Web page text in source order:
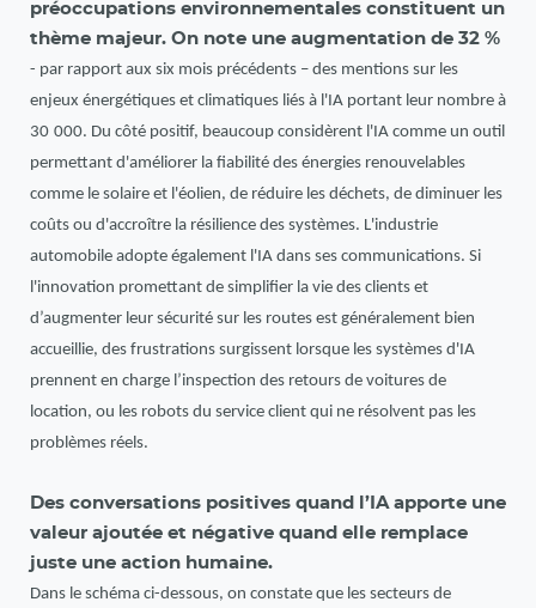
préoccupations environnementales constituent un
thème majeur. On note une augmentation de 32 %
- par rapport aux six mois précédents – des mentions sur les
enjeux énergétiques et climatiques liés à l'IA portant leur nombre à
30 000. Du côté positif, beaucoup considèrent l'IA comme un outil
permettant d'améliorer la fiabilité des énergies renouvelables
comme le solaire et l'éolien, de réduire les déchets, de diminuer les
coûts ou d'accroître la résilience des systèmes. L'industrie
automobile adopte également l'IA dans ses communications. Si
l'innovation promettant de simplifier la vie des clients et
d’augmenter leur sécurité sur les routes est généralement bien
accueillie, des frustrations surgissent lorsque les systèmes d'IA
prennent en charge l’inspection des retours de voitures de
location, ou les robots du service client qui ne résolvent pas les
problèmes réels.
Des conversations positives quand l’IA apporte une
valeur ajoutée et négative quand elle remplace
juste une action humaine.
Dans le schéma ci-dessous, on constate que les secteurs de